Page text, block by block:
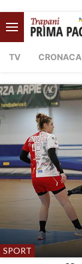
TV CRONACA
SPORT